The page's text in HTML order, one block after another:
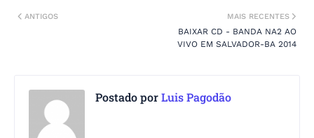
MAIS RECENTES
BAIXAR CD - BANDA NA2 AO
VIVO EM SALVADOR-BA 2014
ANTIGOS
Postado porLuis Pagodão